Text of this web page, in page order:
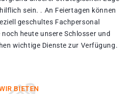
sein. . An Feiertagen können
geschultes Fachpersonal
heute unsere Schlosser und
wichtige Dienste zur Verfügung.
BIETEN